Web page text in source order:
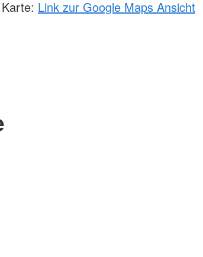
Karte: Link zur Google Maps Ansicht